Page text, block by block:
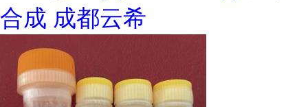
合成 成都云希